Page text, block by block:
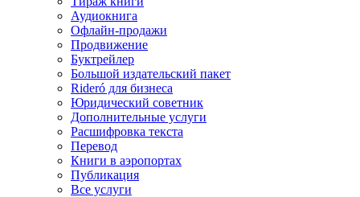
Аудиокнига
Офлайн-продажи
Продвижение
Буктрейлер
Большой издательский пакет
Rideró для бизнеса
Юридический советник
Дополнительные услуги
Расшифровка текста
Перевод
Книги в аэропортах
Публикация
Все услуги